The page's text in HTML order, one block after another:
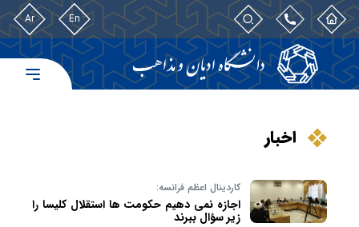
En
Ar
اخبار
کاردینال اعظم فرانسه:
اجازه نمی دهیم حکومت ها استقلال کلیسا را
زیر سؤال ببرند